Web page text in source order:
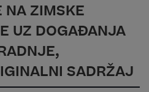
NA ZIMSKE
UZ DOGAĐANJA
SADRŽAJ